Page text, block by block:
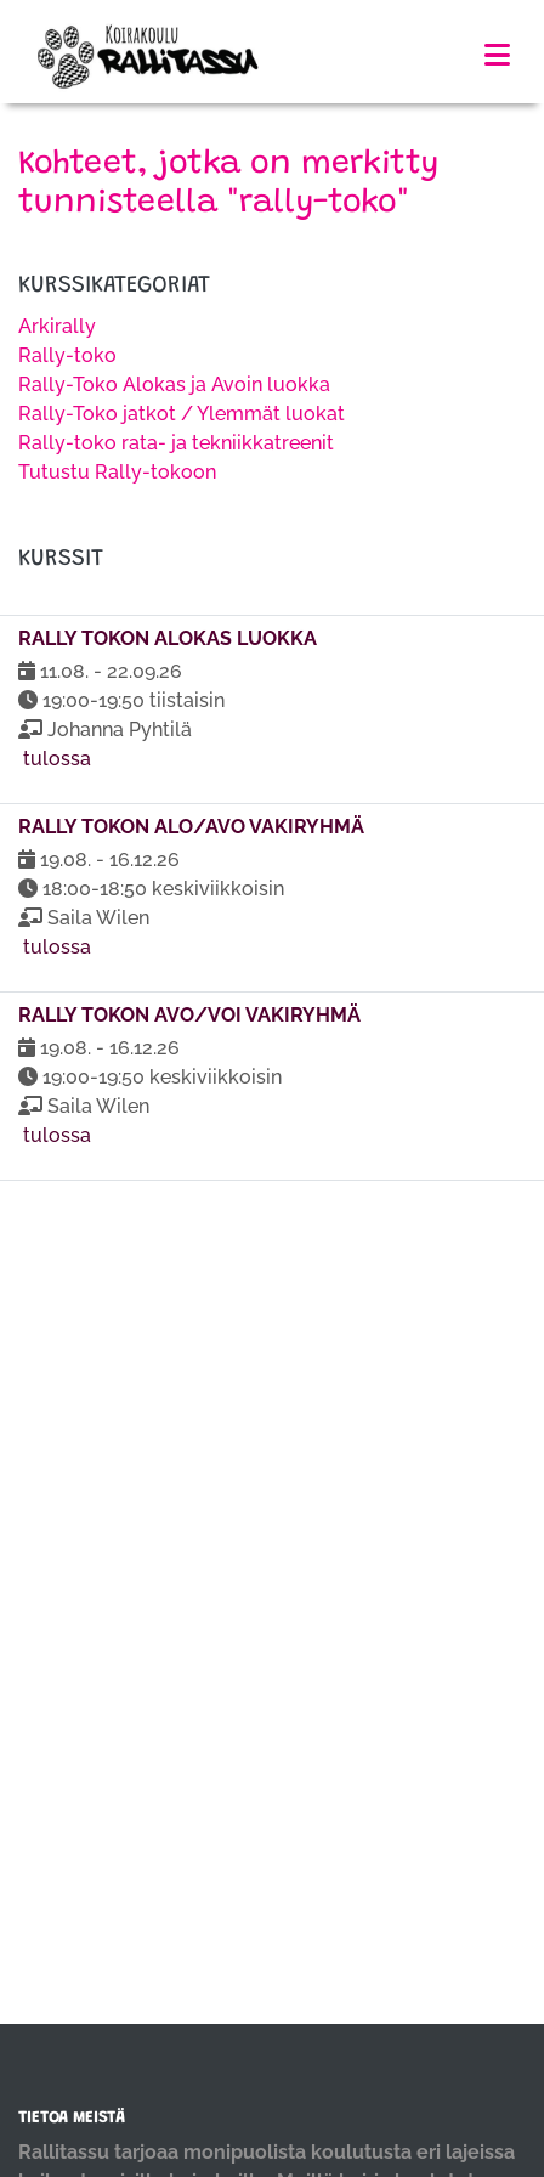
Kohteet, jotka on merkitty
tunnisteella "rally-toko"
KURSSIKATEGORIAT
Arkirally
Rally-toko
Rally-Toko Alokas ja Avoin luokka
Rally-Toko jatkot / Ylemmät luokat
Rally-toko rata- ja tekniikkatreenit
Tutustu Rally-tokoon
KURSSIT
RALLY TOKON ALOKAS LUOKKA
11.08. - 22.09.26
19:00-19:50 tiistaisin
Johanna Pyhtilä
tulossa
RALLY TOKON ALO/AVO VAKIRYHMÄ
19.08. - 16.12.26
18:00-18:50 keskiviikkoisin
Saila Wilen
tulossa
RALLY TOKON AVO/VOI VAKIRYHMÄ
19.08. - 16.12.26
19:00-19:50 keskiviikkoisin
Saila Wilen
tulossa
TIETOA MEISTÄ
Rallitassu tarjoaa monipuolista koulutusta eri lajeissa